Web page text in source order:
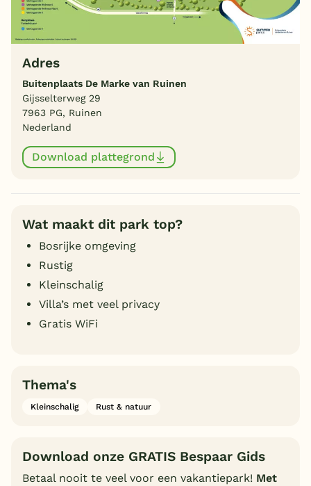
Adres
Buitenplaats De Marke van Ruinen
Gijsselterweg 29
7963 PG, Ruinen
Nederland
Download plattegrond
Wat maakt dit park top?
Bosrijke omgeving
Rustig
Kleinschalig
Villa’s met veel privacy
Gratis WiFi
Thema's
Kleinschalig Rust & natuur
Download onze GRATIS Bespaar Gids
Betaal nooit te veel voor een vakantiepark! Met